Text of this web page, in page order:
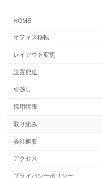
HOME
オフィス移転
レイアウト変更
設置配送
引越し
採用情報
取り組み
会社概要
アクセス
プライバシーポリシー